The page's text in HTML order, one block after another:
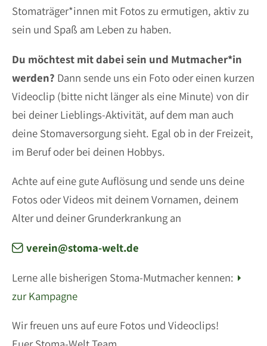
Stomaträger*innen mit Fotos zu ermutigen, aktiv zu
sein und Spaß am Leben zu haben.
Du möchtest mit dabei sein und Mutmacher*in
werden? Dann sende uns ein Foto oder einen kurzen
Videoclip (bitte nicht länger als eine Minute) von dir
bei deiner Lieblings-Aktivität, auf dem man auch
deine Stomaversorgung sieht. Egal ob in der Freizeit,
im Beruf oder bei deinen Hobbys.
Achte auf eine gute Auflösung und sende uns deine
Fotos oder Videos mit deinem Vornamen, deinem
Alter und deiner Grunderkrankung an
verein@stoma-welt.de
Lerne alle bisherigen Stoma-Mutmacher kennen:
zur Kampagne
Wir freuen uns auf eure Fotos und Videoclips!